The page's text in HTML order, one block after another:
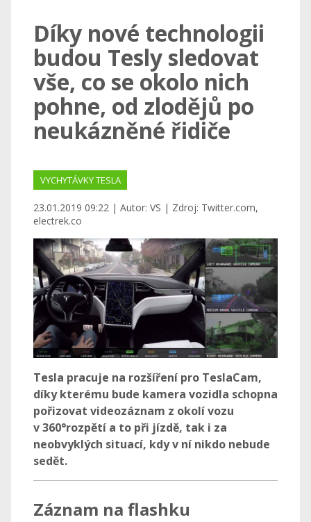
Díky nové technologii
budou Tesly sledovat
vše, co se okolo nich
pohne, od zlodějů po
neukázněné řidiče
VYCHYTÁVKY TESLA
23.01.2019 09:22 | Autor: VS | Zdroj: Twitter.com,
electrek.co
Tesla pracuje na rozšíření pro TeslaCam,
díky kterému bude kamera vozidla schopna
pořizovat videozáznam z okolí vozu
v 360°rozpětí a to při jízdě, tak i za
neobvyklých situací, kdy v ní nikdo nebude
sedět.
Záznam na flashku